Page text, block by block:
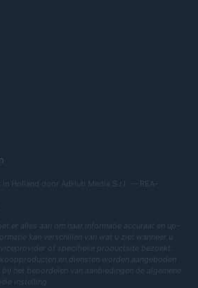
Holland door AdHub Media S.r.l. — REA-
er alles aan om haar informatie accuraat en up-
kan verschillen van wat u ziet wanneer u
of specifieke productsite bezoekt.
en diensten worden aangeboden
het beoordelen van aanbiedingen de algemene
instelling.